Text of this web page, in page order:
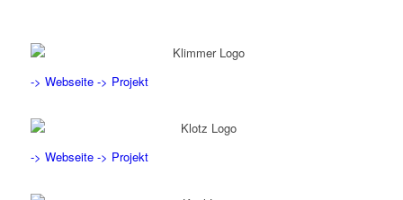
-> Webseite -> Projekt
-> Webseite -> Projekt